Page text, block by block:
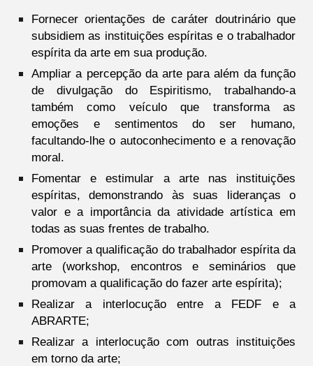
Fornecer orientações de caráter doutrinário que
subsidiem as instituições espíritas e o trabalhador
espírita da arte em sua produção.
Ampliar a percepção da arte para além da função
de divulgação do Espiritismo, trabalhando-a
também como veículo que transforma as
emoções e sentimentos do ser humano,
facultando-lhe o autoconhecimento e a renovação
moral.
Fomentar e estimular a arte nas instituições
espíritas, demonstrando às suas lideranças o
valor e a importância da atividade artística em
todas as suas frentes de trabalho.
Promover a qualificação do trabalhador espírita da
arte (workshop, encontros e seminários que
promovam a qualificação do fazer arte espírita);
Realizar a interlocução entre a FEDF e a
ABRARTE;
Realizar a interlocução com outras instituições
em torno da arte;